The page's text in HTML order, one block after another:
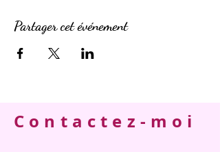
Partager cet événement
Contactez-moi